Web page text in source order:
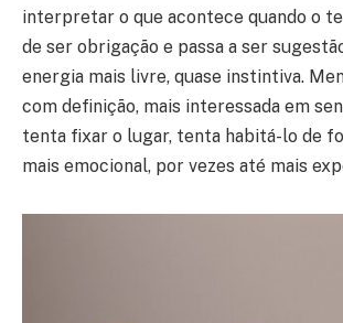
interpretar o que acontece quando o
de ser obrigação e passa a ser
energia mais livre, quase instintiva.
com definição, mais interessada em
tenta fixar o lugar, tenta habitá-lo de
mais emocional, por vezes até mais